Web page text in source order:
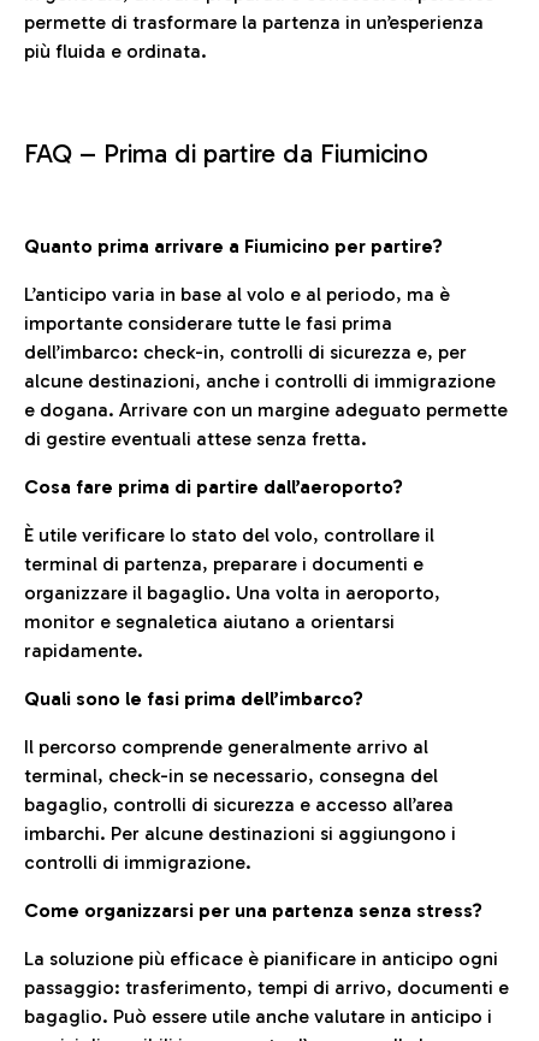
permette di trasformare la partenza in un’esperienza
più fluida e ordinata.
FAQ – Prima di partire da Fiumicino
Quanto prima arrivare a Fiumicino per partire?
L’anticipo varia in base al volo e al periodo, ma è
importante considerare tutte le fasi prima
dell’imbarco: check-in, controlli di sicurezza e, per
alcune destinazioni, anche i controlli di immigrazione
e dogana. Arrivare con un margine adeguato permette
di gestire eventuali attese senza fretta.
Cosa fare prima di partire dall’aeroporto?
È utile verificare lo stato del volo, controllare il
terminal di partenza, preparare i documenti e
organizzare il bagaglio. Una volta in aeroporto,
monitor e segnaletica aiutano a orientarsi
rapidamente.
Quali sono le fasi prima dell’imbarco?
Il percorso comprende generalmente arrivo al
terminal, check-in se necessario, consegna del
bagaglio, controlli di sicurezza e accesso all’area
imbarchi. Per alcune destinazioni si aggiungono i
controlli di immigrazione.
Come organizzarsi per una partenza senza stress?
La soluzione più efficace è pianificare in anticipo ogni
passaggio: trasferimento, tempi di arrivo, documenti e
bagaglio. Può essere utile anche valutare in anticipo i